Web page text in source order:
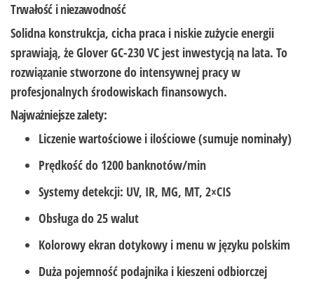
Trwałość i niezawodność
Solidna konstrukcja, cicha praca i niskie zużycie energii
sprawiają, że Glover GC-230 VC jest inwestycją na lata. To
rozwiązanie stworzone do intensywnej pracy w
profesjonalnych środowiskach finansowych.
Najważniejsze zalety:
Liczenie wartościowe i ilościowe (sumuje nominały)
Prędkość do 1200 banknotów/min
Systemy detekcji: UV, IR, MG, MT, 2×CIS
Obsługa do25 walut
Kolorowyekran dotykowy i menu w języku polskim
Duża pojemność podajnika i kieszeni odbiorczej